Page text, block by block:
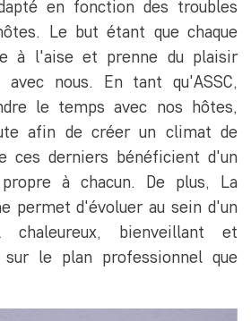
en fonction des troubles
Le but étant que chaque
à l'aise et prenne du plaisir
nous. En tant qu'ASSC,
le temps avec nos hôtes,
afin de créer un climat de
ces derniers bénéficient d'un
propre à chacun. De plus, La
permet d'évoluer au sein d'un
bienveillant et
le plan professionnel que